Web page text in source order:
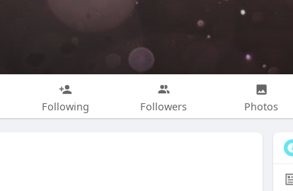
Following Followers Photos